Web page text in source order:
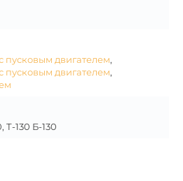
пусковым двигателем,
пусковым двигателем,
Т-130 Б-130